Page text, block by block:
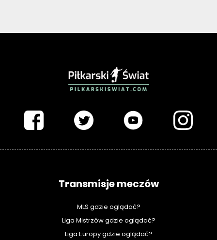
Transmisje meczów
MLS gdzie oglądać?
Liga Mistrzów gdzie oglądać?
Liga Europy gdzie oglądać?